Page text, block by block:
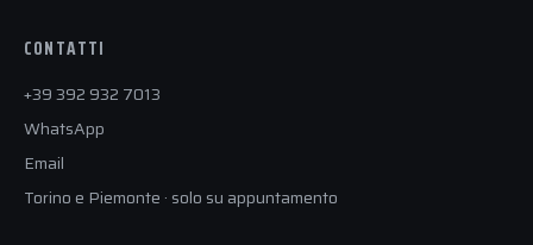
CONTATTI
+39 392 932 7013
WhatsApp
Email
Torino e Piemonte · solo su appuntamento